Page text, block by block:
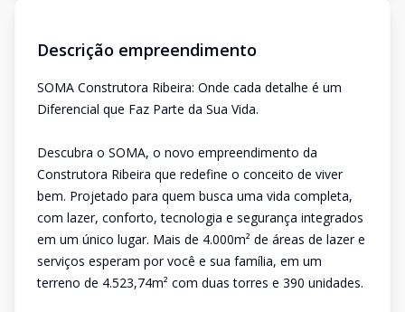
Descrição empreendimento
SOMA Construtora Ribeira: Onde cada detalhe é um
Diferencial que Faz Parte da Sua Vida.
Descubra o SOMA, o novo empreendimento da
Construtora Ribeira que redefine o conceito de viver
bem. Projetado para quem busca uma vida completa,
com lazer, conforto, tecnologia e segurança integrados
em um único lugar. Mais de 4.000m² de áreas de lazer e
serviços esperam por você e sua família, em um
terreno de 4.523,74m² com duas torres e 390 unidades.